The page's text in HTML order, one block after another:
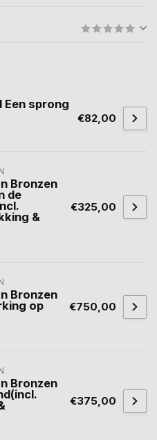
Een sprong
€82,00
Bronzen
de
&
€325,00
Bronzen
op
€750,00
Bronzen
€375,00